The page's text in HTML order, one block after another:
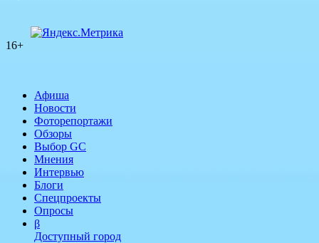
16+
Афиша
Новости
Фоторепортажи
Обзоры
Выбор GC
Мнения
Интервью
Блоги
Спецпроекты
Опросы
β
Доступный город